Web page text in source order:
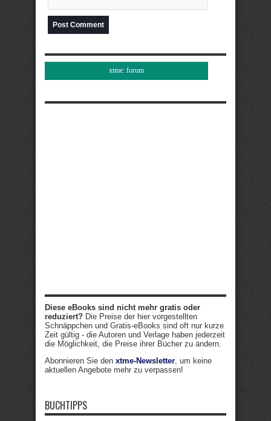
xtme: forum
Diese eBooks sind nicht mehr gratis oder
reduziert? Die Preise der hier vorgestellten
Schnäppchen und Gratis-eBooks sind oft nur kurze
Zeit gültig - die Autoren und Verlage haben jederzeit
die Möglichkeit, die Preise ihrer Bücher zu ändern.
Abonnieren Sie den xtme-Newsletter, um keine
aktuellen Angebote mehr zu verpassen!
BUCHTIPPS